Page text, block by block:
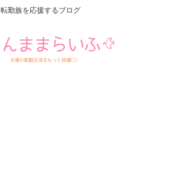
転勤族を応援するブログ